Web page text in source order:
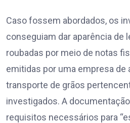
Caso fossem abordados, os
conseguiam dar aparência de
roubadas por meio de notas
emitidas por uma empresa de
transporte de grãos
investigados. A
requisitos necessários para